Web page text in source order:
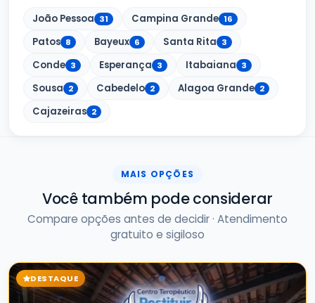
João Pessoa 31 Campina Grande 16
Patos 8 Bayeux 6 Santa Rita 3
Conde 3 Esperança 3 Itabaiana 3
Sousa 2 Cabedelo 2 Alagoa Grande 2
Cajazeiras 2
MAIS OPÇÕES
Você também pode considerar
Compare opções antes de decidir · Atendimento
gratuito e sigiloso
DESTAQUE